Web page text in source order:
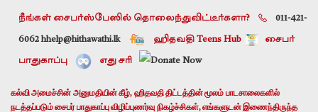
நீங்கள் சைபர்ஸ்பேஸில் தொலைந்துவிட்டீர்களா? 011-421-
6062 hhelp@hithawathi.lk ஹிதவதி Teens Hub சைபர்
பாதுகாப்பு எது சரி
கல்வி அமைச்சின் அனுமதியின் கீழ், ஹிதவதி திட்டத்தின் மூலம் பாடசாலைகளில்
நடத்தப்படும் சைபர் பாதுகாப்பு விழிப்புணர்வு நிகழ்ச்சிகள், எங்களுடன் இணைந்திருந்த